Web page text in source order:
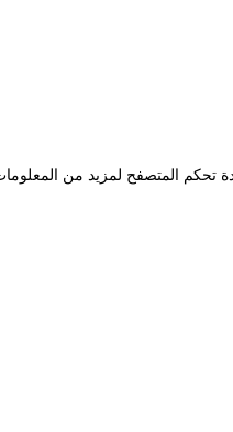
تحكم المتصفح لمزيد من